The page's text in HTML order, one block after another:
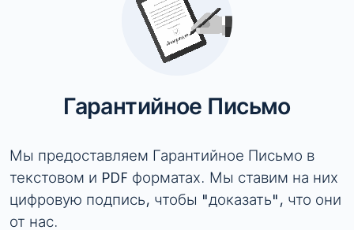
Гарантийное Письмо
Мы предоставляем Гарантийное Письмо в
текстовом и PDF форматах. Мы ставим на них
цифровую подпись, чтобы "доказать", что они
от нас.